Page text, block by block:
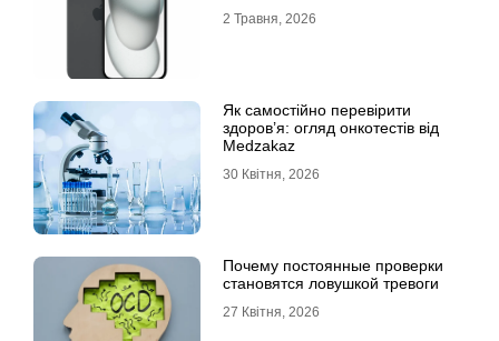
2 Травня, 2026
Як самостійно перевірити
здоров’я: огляд онкотестів від
Medzakaz
30 Квітня, 2026
Почему постоянные проверки
становятся ловушкой тревоги
27 Квітня, 2026